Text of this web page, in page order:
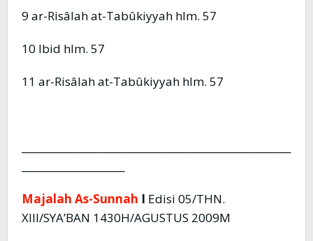
9 ar-Risâlah at-Tabûkiyyah hlm. 57
10 Ibid hlm. 57
11 ar-Risâlah at-Tabûkiyyah hlm. 57
Majalah As-Sunnah I Edisi 05/THN.
XIII/SYA’BAN 1430H/AGUSTUS 2009M